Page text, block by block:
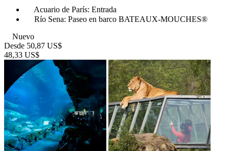
Acuario de París: Entrada
Río Sena: Paseo en barco BATEAUX-MOUCHES®
Nuevo
Desde 50,87 US$
48,33 US$